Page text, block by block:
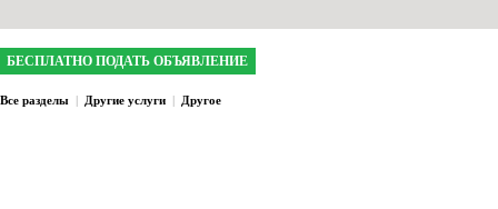
БЕСПЛАТНО ПОДАТЬ ОБЪЯВЛЕНИЕ
Все разделы | Другие услуги | Другое